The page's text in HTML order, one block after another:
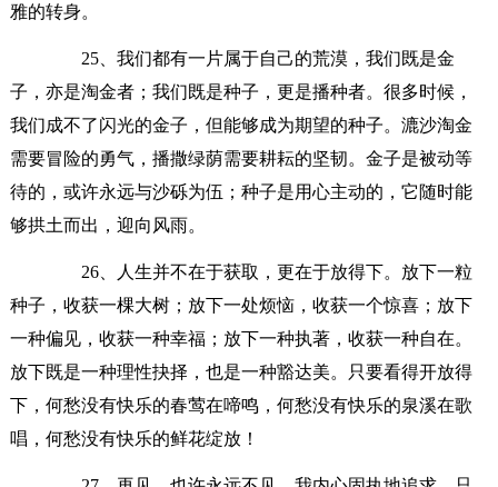
雅的转身。
25、我们都有一片属于自己的荒漠，我们既是金
子，亦是淘金者；我们既是种子，更是播种者。很多时候，
我们成不了闪光的金子，但能够成为期望的种子。漉沙淘金
需要冒险的勇气，播撒绿荫需要耕耘的坚韧。金子是被动等
待的，或许永远与沙砾为伍；种子是用心主动的，它随时能
够拱土而出，迎向风雨。
26、人生并不在于获取，更在于放得下。放下一粒
种子，收获一棵大树；放下一处烦恼，收获一个惊喜；放下
一种偏见，收获一种幸福；放下一种执著，收获一种自在。
放下既是一种理性抉择，也是一种豁达美。只要看得开放得
下，何愁没有快乐的春莺在啼鸣，何愁没有快乐的泉溪在歌
唱，何愁没有快乐的鲜花绽放！